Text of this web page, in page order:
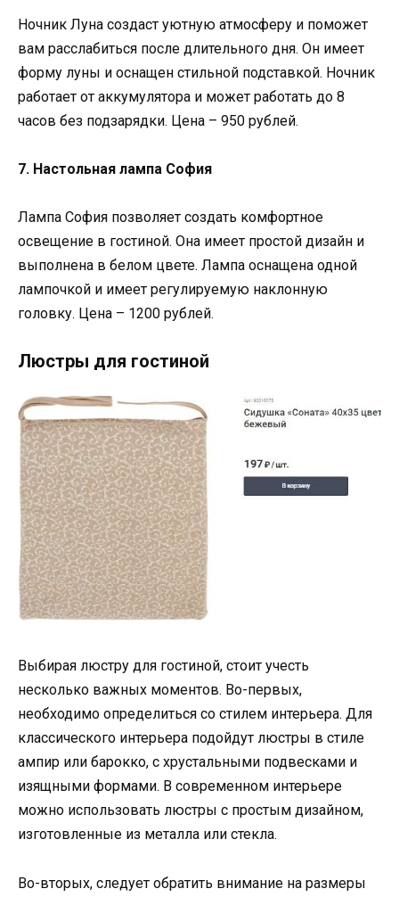
Ночник Луна создаст уютную атмосферу и поможет
вам расслабиться после длительного дня. Он имеет
форму луны и оснащен стильной подставкой. Ночник
работает от аккумулятора и может работать до 8
часов без подзарядки. Цена – 950 рублей.
7. Настольная лампа София
Лампа София позволяет создать комфортное
освещение в гостиной. Она имеет простой дизайн и
выполнена в белом цвете. Лампа оснащена одной
лампочкой и имеет регулируемую наклонную
головку. Цена – 1200 рублей.
Люстры для гостиной
Выбирая люстру для гостиной, стоит учесть
несколько важных моментов. Во-первых,
необходимо определиться со стилем интерьера. Для
классического интерьера подойдут люстры в стиле
ампир или барокко, с хрустальными подвесками и
изящными формами. В современном интерьере
можно использовать люстры с простым дизайном,
изготовленные из металла или стекла.
Во-вторых, следует обратить внимание на размеры